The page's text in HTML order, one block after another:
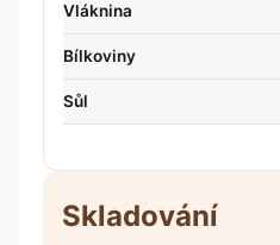
Vláknina
Bílkoviny
Sůl
Skladování